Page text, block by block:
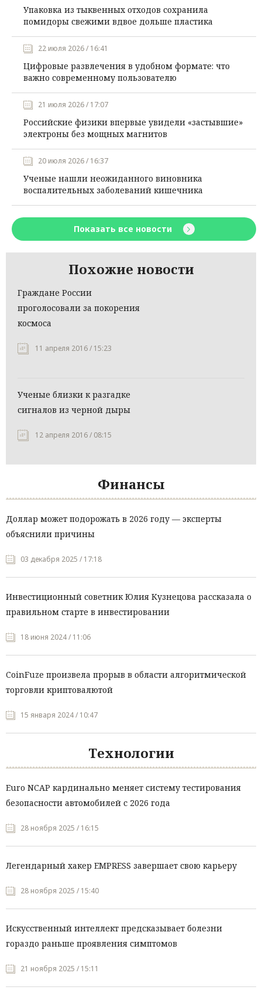
Упаковка из тыквенных отходов сохранила
помидоры свежими вдвое дольше пластика
22 июля 2026 / 16:41
Цифровые развлечения в удобном формате: что
важно современному пользователю
21 июля 2026 / 17:07
Российские физики впервые увидели «застывшие»
электроны без мощных магнитов
20 июля 2026 / 16:37
Ученые нашли неожиданного виновника
воспалительных заболеваний кишечника
Показать все новости
Похожие новости
Граждане России
проголосовали за покорения
космоса
11 апреля 2016 / 15:23
Ученые близки к разгадке
сигналов из черной дыры
12 апреля 2016 / 08:15
Финансы
Доллар может подорожать в 2026 году — эксперты
объяснили причины
03 декабря 2025 / 17:18
Инвестиционный советник Юлия Кузнецова рассказала о
правильном старте в инвестировании
18 июня 2024 / 11:06
CoinFuze произвела прорыв в области алгоритмической
торговли криптовалютой
15 января 2024 / 10:47
Технологии
Euro NCAP кардинально меняет систему тестирования
безопасности автомобилей с 2026 года
28 ноября 2025 / 16:15
Легендарный хакер EMPRESS завершает свою карьеру
28 ноября 2025 / 15:40
Искусственный интеллект предсказывает болезни
гораздо раньше проявления симптомов
21 ноября 2025 / 15:11